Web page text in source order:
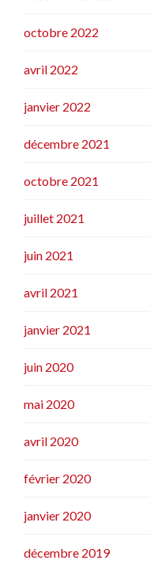
octobre 2022
avril 2022
janvier 2022
décembre 2021
octobre 2021
juillet 2021
juin 2021
avril 2021
janvier 2021
juin 2020
mai 2020
avril 2020
février 2020
janvier 2020
décembre 2019